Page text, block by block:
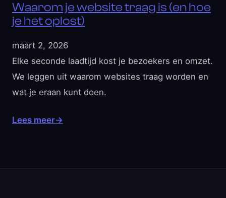
Waarom je website traag is (en hoe
je het oplost)
maart 2, 2026
Elke seconde laadtijd kost je bezoekers en omzet.
We leggen uit waarom websites traag worden en
wat je eraan kunt doen.
Lees meer→